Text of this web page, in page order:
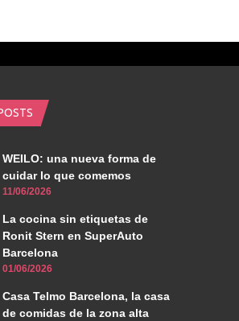
WEILO: una nueva forma de
cuidar lo que comemos
11/06/2026
La cocina sin etiquetas de
Ronit Stern en SuperAuto
Barcelona
01/06/2026
Casa Telmo Barcelona, la casa
de comidas de la zona alta